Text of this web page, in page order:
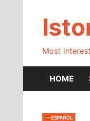
content
Most
HOME
ESPAÑOL